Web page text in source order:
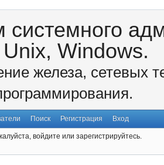
системного
Windows.
железа, сетевых
Поиск Регистрация Вход
войдите или зарегистрируйтесь.